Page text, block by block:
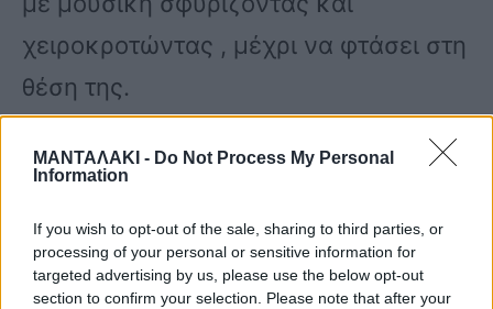
ΜΑΝΤΑΛΑΚΙ - Do Not Process My Personal
Information
If you wish to opt-out of the sale, sharing to third parties, or
processing of your personal or sensitive information for
targeted advertising by us, please use the below opt-out
section to confirm your selection. Please note that after your
χειροκροτώντας , μέχρι να φτάσει στη
θέση της.
«Έγινε κάτι που δεν ξέρω; Δεν είμαι
και μακριά, δυομιση βήματα είναι το